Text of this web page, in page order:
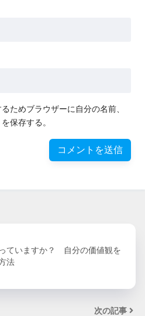
ためブラウザーに自分の名前、
保存する。
ていますか？ 自分の価値観を
法
次の記事